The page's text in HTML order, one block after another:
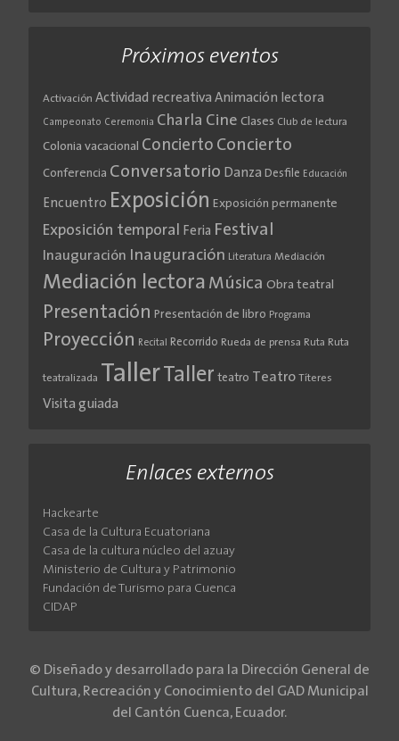
Próximos eventos
Activación Actividad recreativa Animación lectora
Campeonato Ceremonia Charla Cine Clases Club de lectura
Colonia vacacional Concierto Concierto
Conferencia Conversatorio Danza Desfile Educación
Encuentro Exposición Exposición permanente
Exposición temporal Feria Festival
Inauguración Inauguración Literatura Mediación
Mediación lectora Música Obra teatral
Presentación Presentación de libro Programa
Proyección Recital Recorrido Rueda de prensa Ruta Ruta
teatralizada Taller Taller teatro Teatro Títeres
Visita guiada
Enlaces externos
Hackearte
Casa de la Cultura Ecuatoriana
Casa de la cultura núcleo del azuay
Ministerio de Cultura y Patrimonio
Fundación de Turismo para Cuenca
CIDAP
© Diseñado y desarrollado para la Dirección General de
Cultura, Recreación y Conocimiento del GAD Municipal
del Cantón Cuenca, Ecuador.